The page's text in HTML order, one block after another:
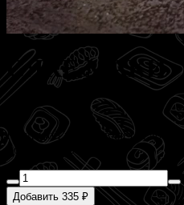
СЯКЕ МАКИ
Начинкой ролла является
нори. 140 гр.
Добавить 335 ₽